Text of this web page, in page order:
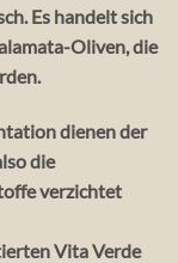
Es handelt sich
Oliven, die
dienen der
die
verzichtet
Vita Verde